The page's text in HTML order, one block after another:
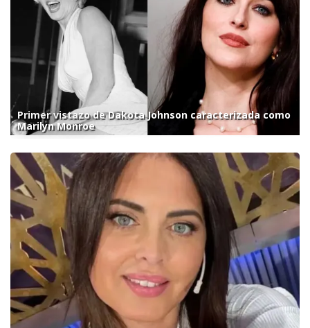
Primer vistazo de Dakota Johnson caracterizada como
Marilyn Monroe